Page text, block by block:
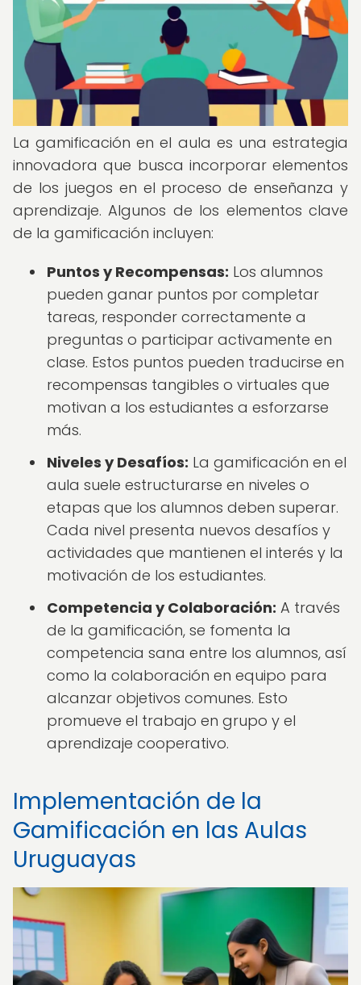
La gamificación en el aula es una estrategia
innovadora que busca incorporar elementos
de los juegos en el proceso de enseñanza y
aprendizaje. Algunos de los elementos clave
de la gamificación incluyen:
Puntos y Recompensas: Los alumnos
pueden ganar puntos por completar
tareas, responder correctamente a
preguntas o participar activamente en
clase. Estos puntos pueden traducirse en
recompensas tangibles o virtuales que
motivan a los estudiantes a esforzarse
más.
Niveles y Desafíos: La gamificación en el
aula suele estructurarse en niveles o
etapas que los alumnos deben superar.
Cada nivel presenta nuevos desafíos y
actividades que mantienen el interés y la
motivación de los estudiantes.
Competencia y Colaboración: A través
de la gamificación, se fomenta la
competencia sana entre los alumnos, así
como la colaboración en equipo para
alcanzar objetivos comunes. Esto
promueve el trabajo en grupo y el
aprendizaje cooperativo.
Implementación de la
Gamificación en las Aulas
Uruguayas